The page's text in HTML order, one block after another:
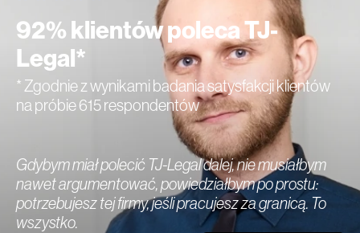
92% klientów poleca TJ-
Legal*
* Zgodnie z wynikami badania satysfakcji klientów
na próbie 615 respondentów
Gdybym miał polecić TJ-Legal dalej, nie musiałbym
nawet argumentować, powiedziałbym po prostu:
potrzebujesz tej firmy, jeśli pracujesz za granicą. To
wszystko.